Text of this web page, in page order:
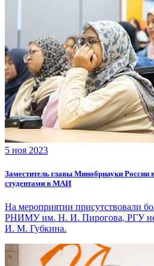
5 ноя 2023
Заместитель главы Минобрнауки России
студентами в МАИ
На мероприятии присутствовали
РНИМУ им. Н. И. Пирогова, РГУ
И. М. Губкина.